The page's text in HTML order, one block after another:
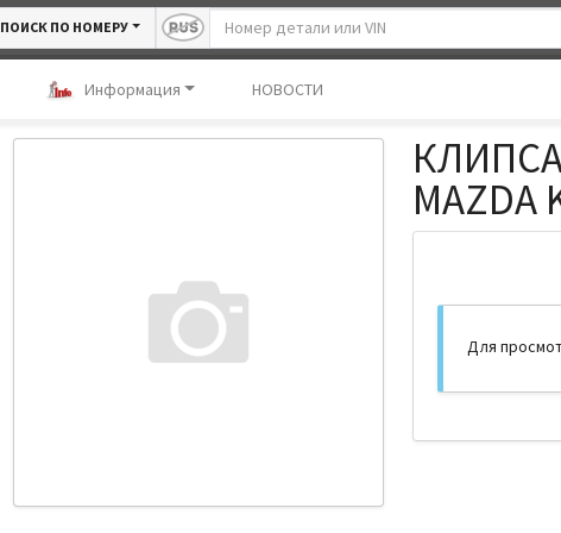
ПОИСК ПО НОМЕРУ
Информация НОВОСТИ
MAZDA
Для